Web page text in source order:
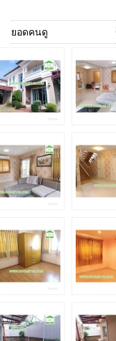
ยอดคนดู